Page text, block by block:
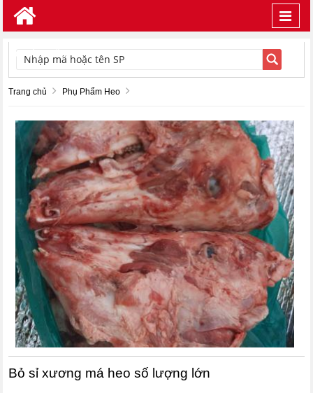
TÌM KIẾM
Trang chủ Phụ Phẩm Heo
Bỏ sỉ xương má heo số lượng lớn